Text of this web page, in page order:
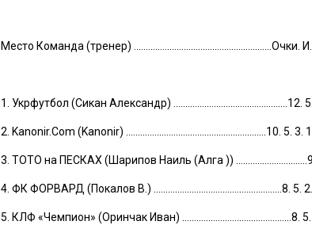
Место Команда (тренер) ..........................................................Очки.
1. Укрфутбол (Сикан Александр) ................................................12.
2. Kanonir.Com (Kanonir) ...........................................................10. 5.
3. ТОТО на ПЕСКАХ (Шарипов Наиль (Алга ))
4. ФК ФОРВАРД (Покалов В.) ......................................................8. 5.
5. КЛФ «Чемпион» (Оринчак Иван) ..............................................8.